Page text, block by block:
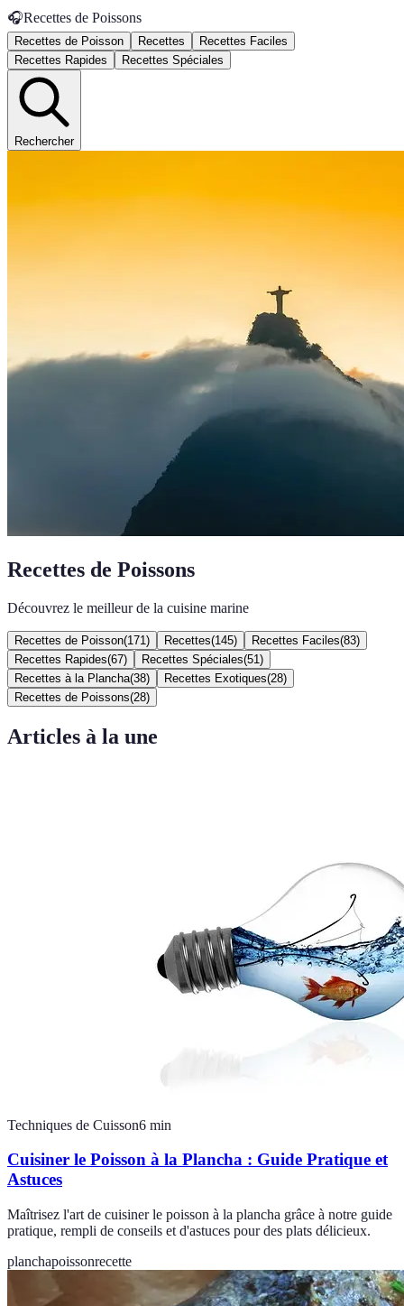
🎧Recettes de Poissons
Recettes de Poisson Recettes
Recettes Faciles
Recettes Rapides
Recettes Spéciales
Rechercher
Recettes de Poissons
Découvrez le meilleur de la cuisine marine
Recettes de Poisson(171 ) Recettes(145) Recettes Faciles(83)
Recettes Rapides(67) Recettes Spéciales(51 )
Recettes à la Plancha(38) Recettes Exotiques(28)
Recettes de Poissons(28)
Articles à la une
Techniques de Cuisson6 min
Cuisiner le Poisson à la Plancha : Guide Pratique et
Astuces
Maîtrisez l'art de cuisiner le poisson à la plancha grâce à notre guide
pratique, rempli de conseils et d'astuces pour des plats délicieux.
planchapoissonrecette